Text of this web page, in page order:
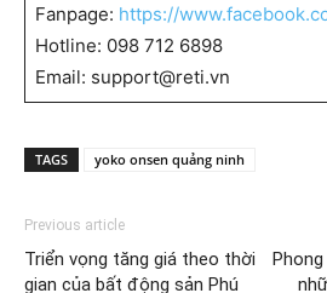
Fanpage: https://
Hotline: 098 712 6898
Email: support@reti.vn
TAGS yoko onsen quảng ninh
Previous article
Triển vọng tăng giá theo thời
gian của bất động sản Phú